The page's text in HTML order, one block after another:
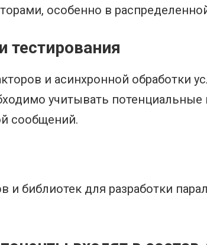
особенно в
тестирования
и асинхронной обработки
учитывать
сообщений.
и библиотек для разработки